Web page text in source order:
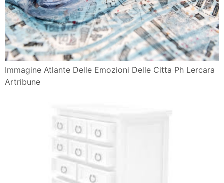
Immagine Atlante Delle Emozioni Delle Citta Ph Lercara
Artribune